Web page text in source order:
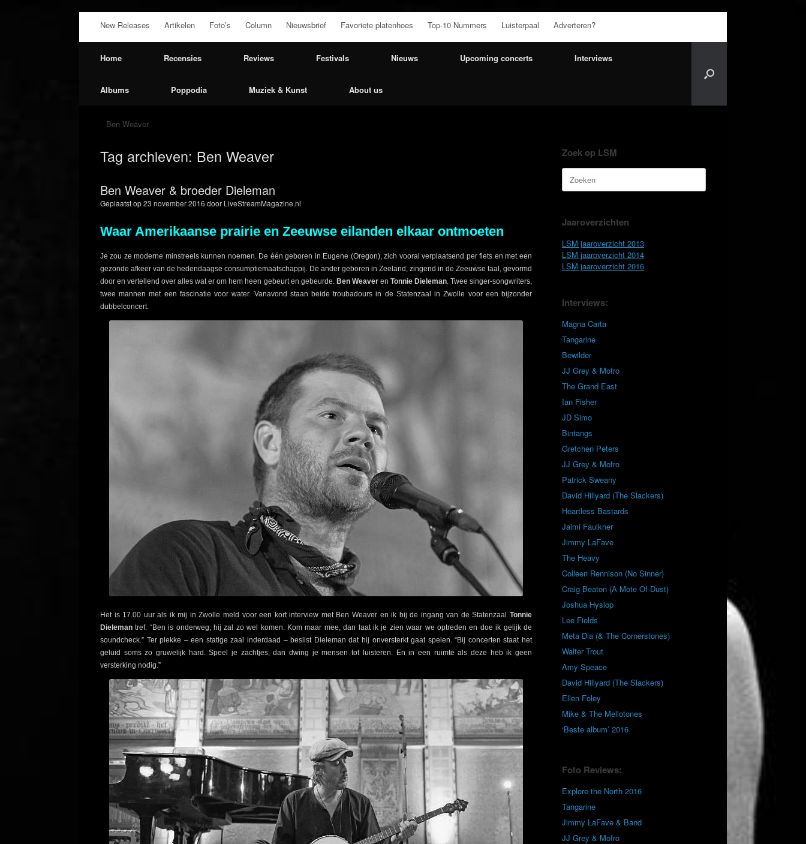
de
New Releases Artikelen Foto’s Column Nieuwsbrief Favoriete platenhoes Top-10 Nummers Luisterpaal Adverteren?
Home Recensies Reviews Festivals Nieuws Upcoming concerts Interviews
Albums Poppodia Muziek & Kunst About us
Ben Weaver
Tag archieven: Ben Weaver
Ben Weaver & broeder Dieleman
Geplaatst op23 november 2016 door LiveStreamMagazine.nl
Waar Amerikaanse prairie en Zeeuwse eilanden elkaar ontmoeten
Je zou ze moderne minstreels kunnen noemen. De één geboren in Eugene (Oregon), zich vooral verplaatsend per fiets en met een
gezonde afkeer van de hedendaagse consumptiemaatschappij. De ander geboren in Zeeland, zingend in de Zeeuwse taal, gevormd
door en vertellend over alles wat er om hem heen gebeurt en gebeurde. Ben Weaver en Tonnie Dieleman. Twee singer-songwriters,
twee mannen met een fascinatie voor water. Vanavond staan beide troubadours in de Statenzaal in Zwolle voor een bijzonder
dubbelconcert.
Het is 17.00 uur als ik mij in Zwolle meld voor een kort interview met Ben Weaver en ik bij de ingang van de Statenzaal Tonnie
Dieleman tref. “Ben is onderweg, hij zal zo wel komen. Kom maar mee, dan laat ik je zien waar we optreden en doe ik gelijk de
soundcheck.” Ter plekke – een statige zaal inderdaad – beslist Dieleman dat hij onversterkt gaat spelen. “Bij concerten staat het
geluid soms zo gruwelijk hard. Speel je zachtjes, dan dwing je mensen tot luisteren. En in een ruimte als deze heb ik geen
versterking nodig.”
Zoek op LSM
Zoeken
naar:
Jaaroverzichten
LSM jaaroverzicht 2013
LSM jaaroverzicht 2014
LSM jaaroverzicht 2016
Interviews:
Magna Carta
Tangarine
Bewilder
JJ Grey & Mofro
The Grand East
Ian Fisher
JD Simo
Bintangs
Gretchen Peters
JJ Grey & Mofro
Patrick Sweany
David Hillyard (The Slackers)
Heartless Bastards
Jaimi Faulkner
Jimmy LaFave
The Heavy
Colleen Rennison (No Sinner)
Craig Beaton (A Mote Of Dust)
Joshua Hyslop
Lee Fields
Meta Dia (& The Cornerstones)
Walter Trout
Amy Speace
David Hillyard (The Slackers)
Ellen Foley
Mike & The Mellotones
‘Beste album’ 2016
Foto Reviews:
Explore the North 2016
Tangarine
Jimmy LaFave & Band
JJ Grey & Mofro